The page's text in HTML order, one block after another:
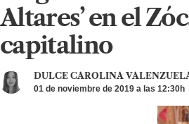
Altares’ en el
capitalino
DULCE CAROLINA
01 de noviembre de 2019 a las 12:30h